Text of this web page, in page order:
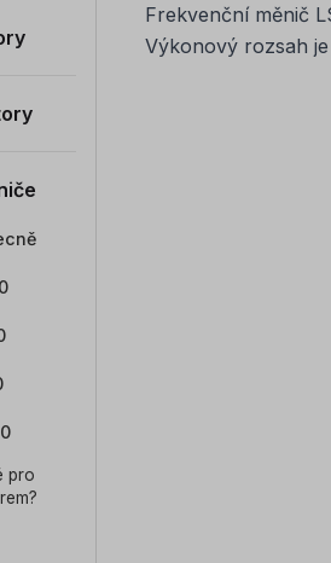
pro
Frekvenční měnič
Výkonový rozsah